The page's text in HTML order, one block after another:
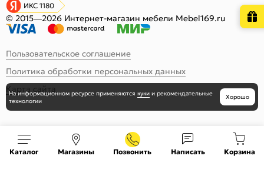
ИКС 1180
© 2015—2026 Интернет-магазин мебели Mebel169.ru
Пользовательское соглашение
Политика обработки персональных данных
Карта сайта
Каталог Магазины Позвонить Написать Корзина
На информационном ресурсе применяются куки и рекомендательные
технологии
Хорошо